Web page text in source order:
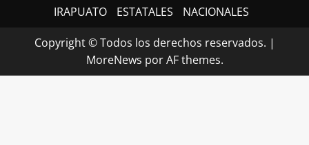
IRAPUATO ESTATALES NACIONALES
Copyright © Todos los derechos reservados. |
MoreNews por AF themes.